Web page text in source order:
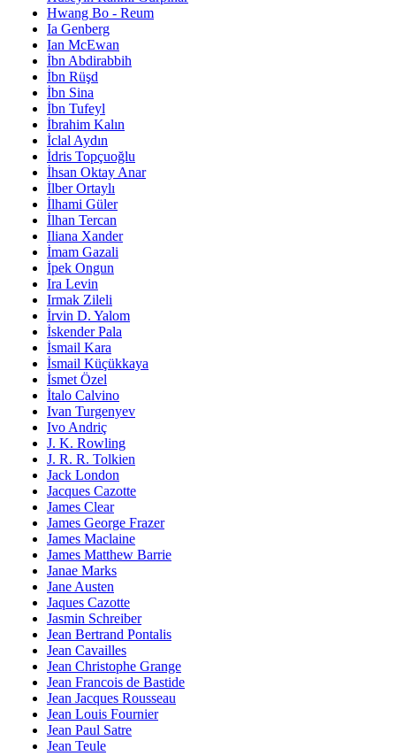
Hwang Bo - Reum
Ia Genberg
Ian McEwan
İbn Abdirabbih
İbn Rüşd
İbn Sina
İbn Tufeyl
İbrahim Kalın
İclal Aydın
İdris Topçuoğlu
İhsan Oktay Anar
İlber Ortaylı
İlhami Güler
İlhan Tercan
Iliana Xander
İmam Gazali
İpek Ongun
Ira Levin
Irmak Zileli
İrvin D. Yalom
İskender Pala
İsmail Kara
İsmail Küçükkaya
İsmet Özel
İtalo Calvino
Ivan Turgenyev
Ivo Andriç
J. K. Rowling
J. R. R. Tolkien
Jack London
Jacques Cazotte
James Clear
James George Frazer
James Maclaine
James Matthew Barrie
Janae Marks
Jane Austen
Jaques Cazotte
Jasmin Schreiber
Jean Bertrand Pontalis
Jean Cavailles
Jean Christophe Grange
Jean Francois de Bastide
Jean Jacques Rousseau
Jean Louis Fournier
Jean Paul Satre
Jean Teule